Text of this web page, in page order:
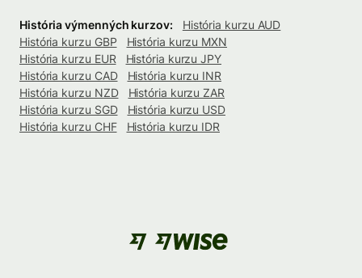
História výmenných kurzov:
História kurzu AUD
História kurzu GBP
História kurzu MXN
História kurzu EUR
História kurzu JPY
História kurzu CAD
História kurzu INR
História kurzu NZD
História kurzu ZAR
História kurzu SGD
História kurzu USD
História kurzu CHF
História kurzu IDR